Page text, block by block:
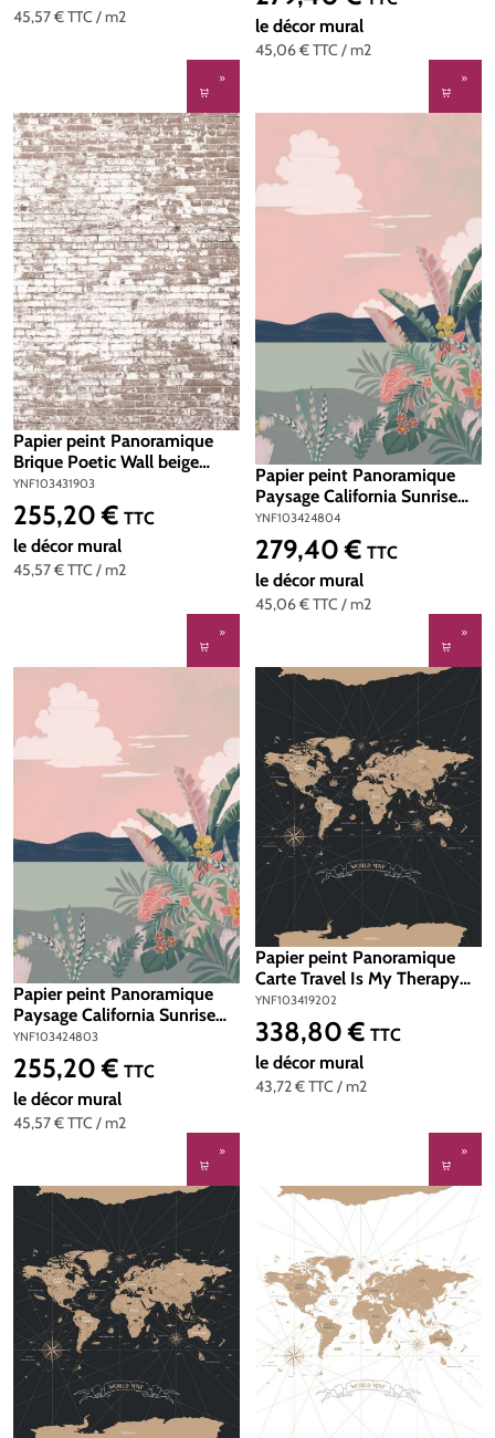
45,57 €TTC / m2
YNF103431904
45,06 €TTC / m2
le décor mural
Papier peint Panoramique
Brique Poetic Wall beige
200x280 - Young And Free
de Casélio | Réf.
YNF103431903
YNF103431903
45,57 €TTC / m2
Prix régulier :
255,20 € TTC
le décor mural
Papier peint Panoramique
Paysage California Sunrise
rose 200x310 - Young And
Free de Casélio | Réf.
YNF103424804
YNF103424804
45,06 €TTC / m2
Prix régulier :
279,40 € TTC
le décor mural
Papier peint Panoramique
Paysage California Sunrise
rose 200x280 - Young And
Free de Casélio | Réf.
YNF103424803
YNF103424803
45,57 €TTC / m2
Prix régulier :
255,20 € TTC
le décor mural
Papier peint Panoramique
Carte Travel Is My Therapy
noir 200x310 - Young & Free
de Casélio | Réf.
YNF103419202
YNF103419202
43,72 €TTC / m2
Prix régulier :
338,80 € TTC
le décor mural